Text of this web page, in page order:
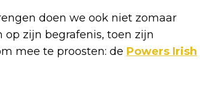
doen we ook niet zomaar
zijn begrafenis, toen zijn
mee te proosten: de Powers Irish